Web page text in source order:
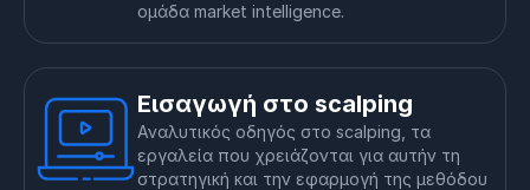
ομάδα market intelligence.
Εισαγωγή στο scalping
Αναλυτικός οδηγός στο scalping, τα
εργαλεία που χρειάζονται για αυτήν τη
στρατηγική και την εφαρμογή της μεθόδου